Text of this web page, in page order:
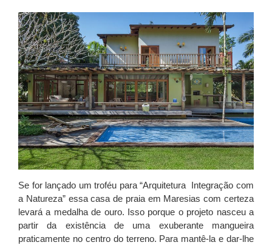
Se for lançado um troféu para “Arquitetura Integração com
a Natureza” essa casa de praia em Maresias com certeza
levará a medalha de ouro. Isso porque o projeto nasceu a
partir da existência de uma exuberante mangueira
praticamente no centro do terreno. Para mantê-la e dar-lhe